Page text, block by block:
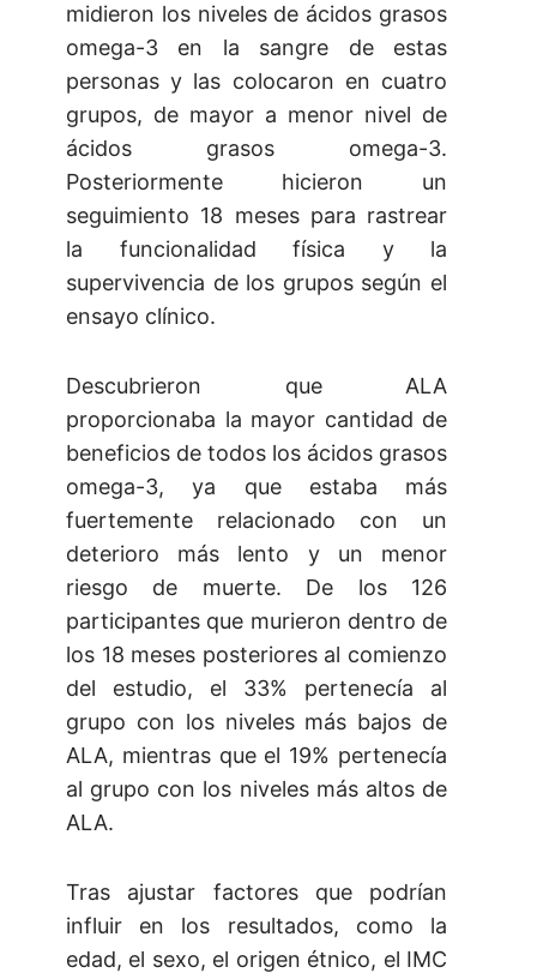
midieron los niveles de ácidos grasos
omega-3 en la sangre de estas
personas y las colocaron en cuatro
grupos, de mayor a menor nivel de
ácidos grasos omega-3.
Posteriormente hicieron un
seguimiento 18 meses para rastrear
la funcionalidad física y la
supervivencia de los grupos según el
ensayo clínico.
Descubrieron que ALA
proporcionaba la mayor cantidad de
beneficios de todos los ácidos grasos
omega-3, ya que estaba más
fuertemente relacionado con un
deterioro más lento y un menor
riesgo de muerte. De los 126
participantes que murieron dentro de
los 18 meses posteriores al comienzo
del estudio, el 33% pertenecía al
grupo con los niveles más bajos de
ALA, mientras que el 19% pertenecía
al grupo con los niveles más altos de
ALA.
Tras ajustar factores que podrían
influir en los resultados, como la
edad, el sexo, el origen étnico, el IMC